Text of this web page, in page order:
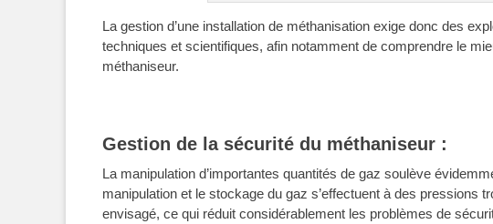
La gestion d’une installation de méthanisation exige donc des
techniques et scientifiques, afin notamment de comprendre le
méthaniseur.
Gestion de la sécurité du méthaniseur :
La manipulation d’importantes quantités de gaz soulève
manipulation et le stockage du gaz s’effectuent à des pressions
envisagé, ce qui réduit considérablement les problèmes de